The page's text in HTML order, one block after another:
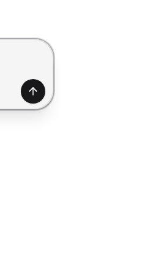
Generar